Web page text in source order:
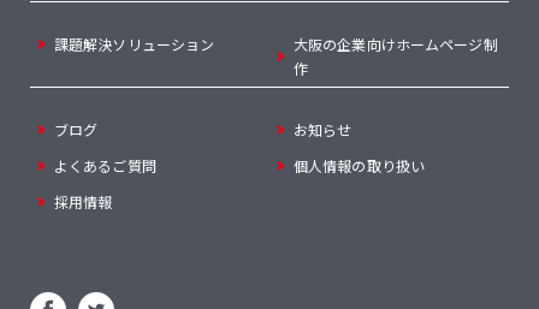
課題解決ソリューション
大阪の企業向けホームページ制
作
ブログ
お知らせ
よくあるご質問
個人情報の取り扱い
採用情報